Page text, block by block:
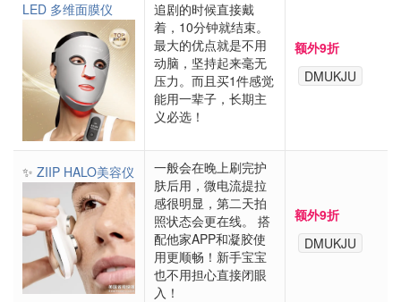
LED 多维面膜仪
追剧的时候直接戴
着，10分钟就结束。
最大的优点就是不用
动脑，坚持起来毫无
压力。而且买1件感觉
能用一辈子，长期主
义必选！
额外9折
DMUKJU
✨ ZIIP HALO美容仪
一般会在晚上刷完护
肤后用，微电流提拉
感很明显，第二天拍
照状态会更在线。 搭
配他家APP和凝胶使
用更顺畅！新手宝宝
也不用担心直接闭眼
入！
额外9折
DMUKJU